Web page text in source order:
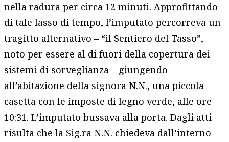
nella radura per circa 12 minuti. Approfittando
di tale lasso di tempo, l’imputato percorreva un
tragitto alternativo – “il Sentiero del Tasso”,
noto per essere al di fuori della copertura dei
sistemi di sorveglianza – giungendo
all’abitazione della signora N.N., una piccola
casetta con le imposte di legno verde, alle ore
10:31. L’imputato bussava alla porta. Dagli atti
risulta che la Sig.ra N.N. chiedeva dall’interno